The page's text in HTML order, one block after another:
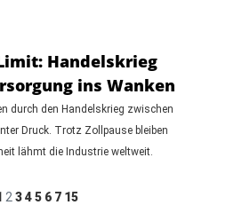
Handelskrieg
ins Wanken
durch den Handelskrieg zwischen
Druck. Trotz Zollpause bleiben
lähmt die Industrie weltweit.
2 3 4 5 6 7 15